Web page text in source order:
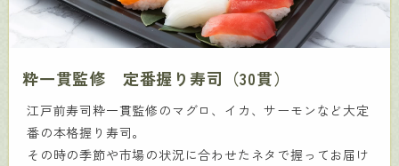
粋一貫監修 定番握り寿司（30貫）
江戸前寿司粋一貫監修のマグロ、イカ、サーモンなど大定
番の本格握り寿司。
その時の季節や市場の状況に合わせたネタで握ってお届け